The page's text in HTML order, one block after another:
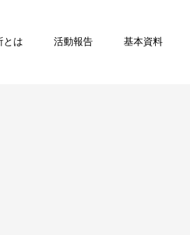
とは 活動報告 基本資料